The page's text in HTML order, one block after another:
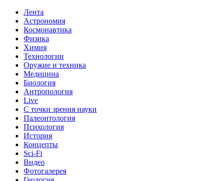
Лента
Астрономия
Космонавтика
Физика
Химия
Технологии
Оружие и техника
Медицина
Биология
Антропология
Live
С точки зрения науки
Палеонтология
Психология
История
Концепты
Sci-Fi
Видео
Фотогалерея